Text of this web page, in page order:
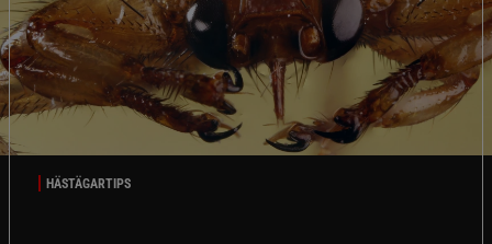
HÄSTÄGARTIPS